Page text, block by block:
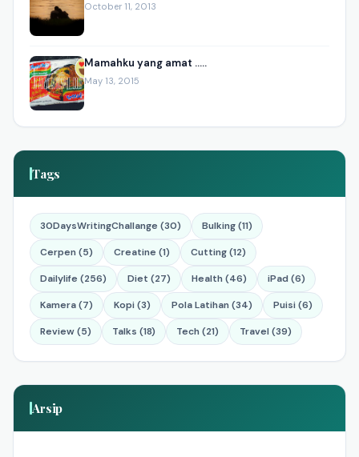
October 11, 2013
Mamahku yang amat .....
May 13, 2015
Tags
30DaysWritingChallange (30) Bulking (11)
Cerpen (5) Creatine (1) Cutting (12)
Dailylife (256) Diet (27) Health (46) iPad (6)
Kamera (7) Kopi (3) Pola Latihan (34) Puisi (6)
Review (5) Talks (18) Tech (21) Travel (39)
Arsip